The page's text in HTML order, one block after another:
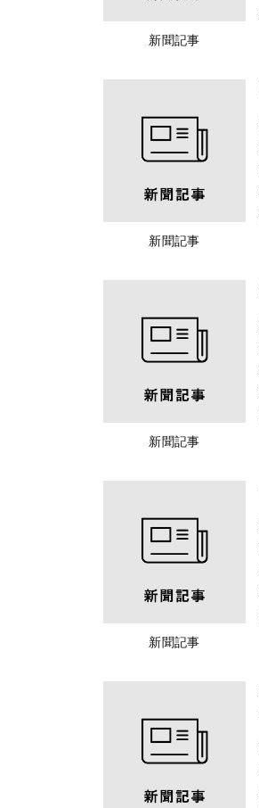
新聞記事
新聞記事
新聞記事
新聞記事